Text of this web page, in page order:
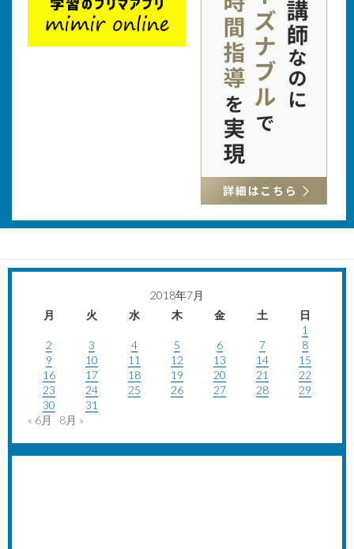
2018年7月
月
火 水 木 金 土
日
1
2
3 4 5 6 7
8
9
10 11 12 13 14
15
16
17 18 19 20 21
22
23
24 25 26 27 28
29
30
31
« 6月
8月 »